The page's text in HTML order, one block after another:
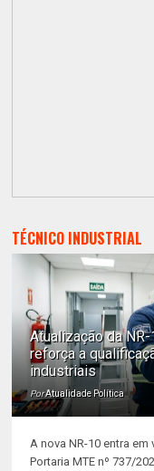
TÉCNICO INDUSTRIAL
Atualização da
reforça a
industriais
PorAtualidade Política
A nova NR-10 entra
Portaria MTE nº 737/